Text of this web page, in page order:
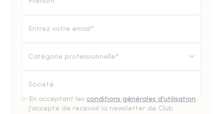
Catégorie professionnelle*
En acceptant les conditions générales d'utilisation,
j'accepte de recevoir la newsletter de Club